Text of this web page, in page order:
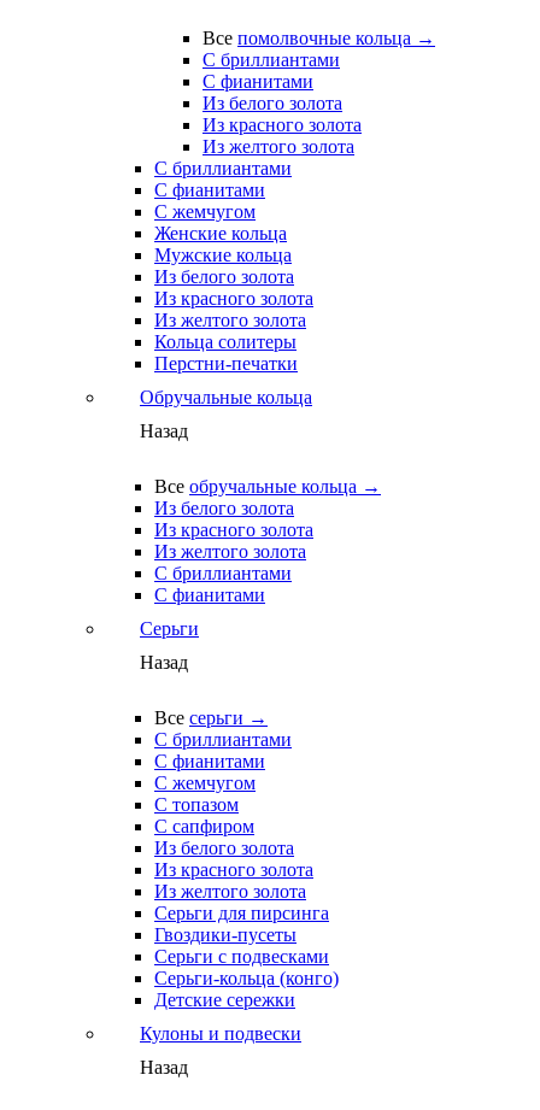
Все помолвочные кольца →
С бриллиантами
С фианитами
Из белого золота
Из красного золота
Из желтого золота
С бриллиантами
С фианитами
С жемчугом
Женские кольца
Мужские кольца
Из белого золота
Из красного золота
Из желтого золота
Кольца солитеры
Перстни-печатки
Обручальные кольца
Назад
Все обручальные кольца →
Из белого золота
Из красного золота
Из желтого золота
С бриллиантами
С фианитами
Серьги
Назад
Все серьги →
С бриллиантами
С фианитами
С жемчугом
С топазом
С сапфиром
Из белого золота
Из красного золота
Из желтого золота
Серьги для пирсинга
Гвоздики-пусеты
Серьги с подвесками
Серьги-кольца (конго)
Детские сережки
Кулоны и подвески
Назад